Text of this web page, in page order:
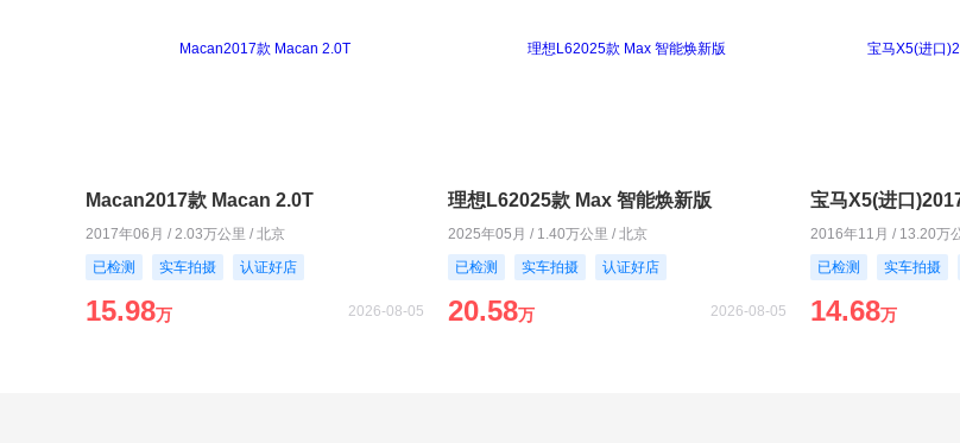
Macan2017款 Macan 2.0T
2017年06月 / 2.03万公里 / 北京
已检测
实车拍摄 认证好店
15.98万 2026-08-05
理想L62025款 Max 智能焕新版
2025年05月 / 1.40万公里 / 北京
已检测
实车拍摄 认证好店
20.58万 2026-08-05
宝马X5(进口
2016年11月 / 13.20万
已检测
实车拍摄
14.68万